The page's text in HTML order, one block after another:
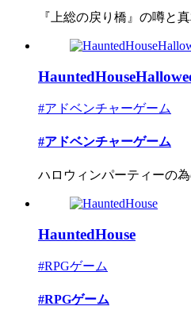
『上総の戻り橋』の噂と真
#アドベンチャーゲーム
#アドベンチャーゲーム
ハロウィンパーティーの
HauntedHouse
#RPGゲーム
#RPGゲーム